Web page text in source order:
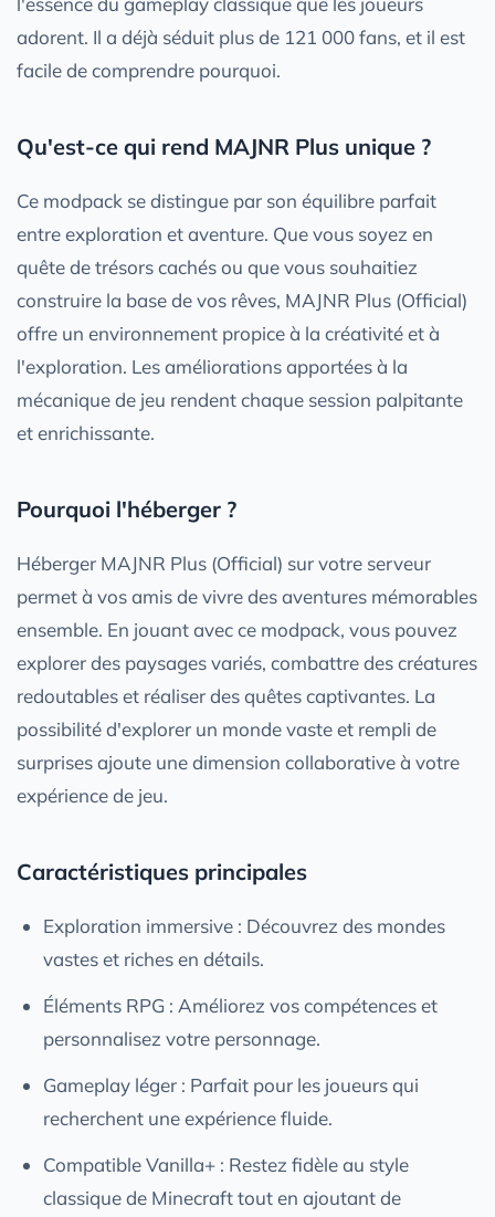
adorent. Il a déjà séduit plus de 121 000 fans, et il est
facile de comprendre pourquoi.
Qu'est-ce qui rend MAJNR Plus unique ?
Ce modpack se distingue par son équilibre parfait
entre exploration et aventure. Que vous soyez en
quête de trésors cachés ou que vous souhaitiez
construire la base de vos rêves, MAJNR Plus (Official)
offre un environnement propice à la créativité et à
l'exploration. Les améliorations apportées à la
mécanique de jeu rendent chaque session palpitante
et enrichissante.
Pourquoi l'héberger ?
Héberger MAJNR Plus (Official) sur votre serveur
permet à vos amis de vivre des aventures mémorables
ensemble. En jouant avec ce modpack, vous pouvez
explorer des paysages variés, combattre des créatures
redoutables et réaliser des quêtes captivantes. La
possibilité d'explorer un monde vaste et rempli de
surprises ajoute une dimension collaborative à votre
expérience de jeu.
Caractéristiques principales
Exploration immersive : Découvrez des mondes
vastes et riches en détails.
Éléments RPG : Améliorez vos compétences et
personnalisez votre personnage.
Gameplay léger : Parfait pour les joueurs qui
recherchent une expérience fluide.
Compatible Vanilla+ : Restez fidèle au style
classique de Minecraft tout en ajoutant de